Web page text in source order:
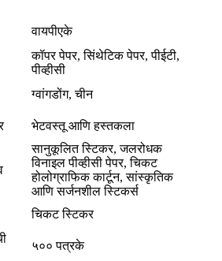
वायपीएके
कॉपर पेपर, सिंथेटिक पेपर, पीईटी,
पीव्हीसी
ग्वांगडोंग, चीन
भेटवस्तू आणि हस्तकला
सानुकूलित स्टिकर, जलरोधक
विनाइल पीव्हीसी पेपर, चिकट
होलोग्राफिक कार्टून, सांस्कृतिक
आणि सर्जनशील स्टिकर्स
चिकट स्टिकर
५०० पत्रके